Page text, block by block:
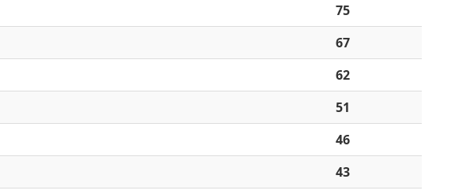
75
67
62
51
46
43